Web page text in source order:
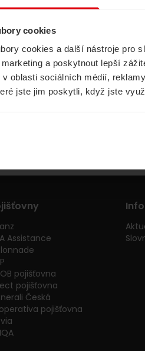
cookies
cookies a další nástroje pro
a poskytnout lepší
v oblasti sociálních médií,
jste jim poskytli, když jste
Havarijní
Assistance
pojišťovna
pojišťovna
Česká
pojišťovna